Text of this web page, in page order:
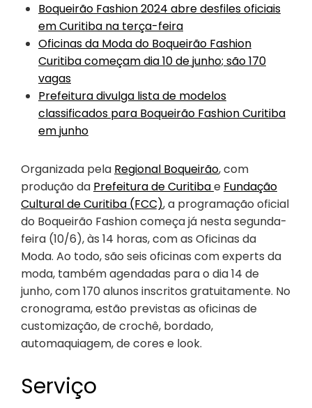
Boqueirão Fashion 2024 abre desfiles oficiais
em Curitiba na terça-feira
Oficinas da Moda do Boqueirão Fashion
Curitiba começam dia 10 de junho; são 170
vagas
Prefeitura divulga lista de modelos
classificados para Boqueirão Fashion Curitiba
em junho
Organizada pela Regional Boqueirão, com
produção da Prefeitura de Curitibae Fundação
Cultural de Curitiba (FCC), a programação oficial
do Boqueirão Fashion começa já nesta segunda-
feira (10/6), às 14 horas, com as Oficinas da
Moda. Ao todo, são seis oficinas com experts da
moda, também agendadas para o dia 14 de
junho, com 170 alunos inscritos gratuitamente. No
cronograma, estão previstas as oficinas de
customização, de crochê, bordado,
automaquiagem, de cores e look.
Serviço